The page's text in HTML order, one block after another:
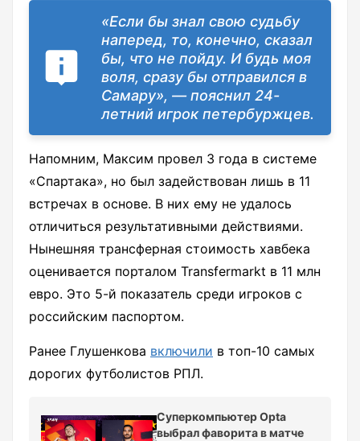
«Если бы знал свою судьбу
наперед, то, конечно, сказал
бы, что не пойду. И будь моя
воля, сразу бы отправился в
Самару», — пояснил 24-
летний игрок петербуржцев.
Напомним, Максим провел 3 года в системе
«Спартака», но был задействован лишь в 11
встречах в основе. В них ему не удалось
отличиться результативными действиями.
Нынешняя трансферная стоимость хавбека
оценивается порталом Transfermarkt в 11 млн
евро. Это 5-й показатель среди игроков с
российским паспортом.
Ранее Глушенкова включили в топ-10 самых
дорогих футболистов РПЛ.
Суперкомпьютер Opta
выбрал фаворита в матче